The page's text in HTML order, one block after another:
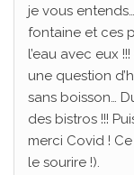
je vous
fontaine et ces
l’eau avec eux
une question
sans boisson…
des bistros !!!
merci Covid !
le sourire !).